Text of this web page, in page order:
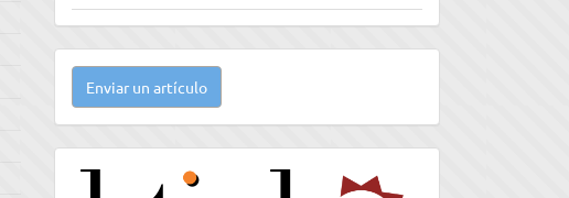
Enviar
un
artículo
Enviar un artículo
latindex